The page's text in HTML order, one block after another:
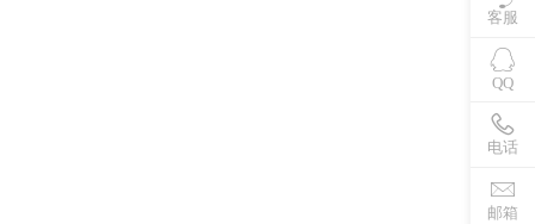
客服
QQ
电话
邮箱